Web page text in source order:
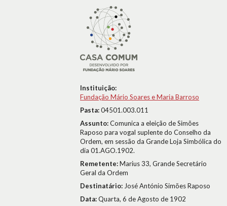
Instituição:
Fundação Mário Soares e Maria Barroso
Pasta:04501.003.011
Assunto:Comunica a eleição de Simões
Raposo para vogal suplente do Conselho da
Ordem, em sessão da Grande Loja Simbólica do
dia 01.AGO.1902.
Remetente:Marius 33, Grande Secretário
Geral da Ordem
Destinatário: José António Simões Raposo
Data:Quarta, 6 de Agosto de 1902